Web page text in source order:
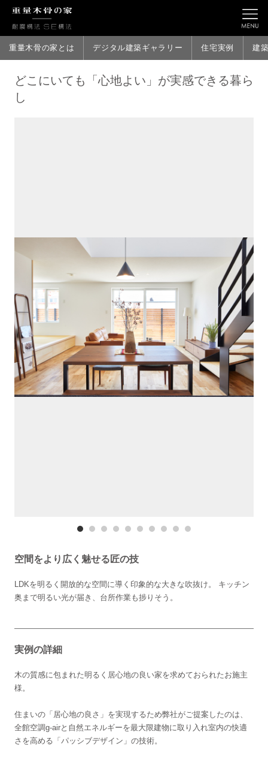
重量木骨の家とは デジタル建築ギャラリー 住宅実例 建
どこにいても「心地よい」が実感できる暮ら
し
空間をより広く魅せる匠の技
LDKを明るく開放的な空間に導く印象的な大きな吹抜け。 キッチン
奥まで明るい光が届き、台所作業も捗りそう。
実例の詳細
木の質感に包まれた明るく居心地の良い家を求めておられたお施主
様。
住まいの「居心地の良さ」を実現するため弊社がご提案したのは、
全館空調g-airと自然エネルギーを最大限建物に取り入れ室内の快適
さを高める「パッシブデザイン」の技術。